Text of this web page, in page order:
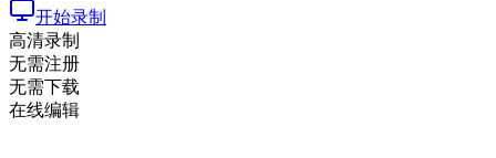
开始录制
高清录制
无需注册
无需下载
在线编辑